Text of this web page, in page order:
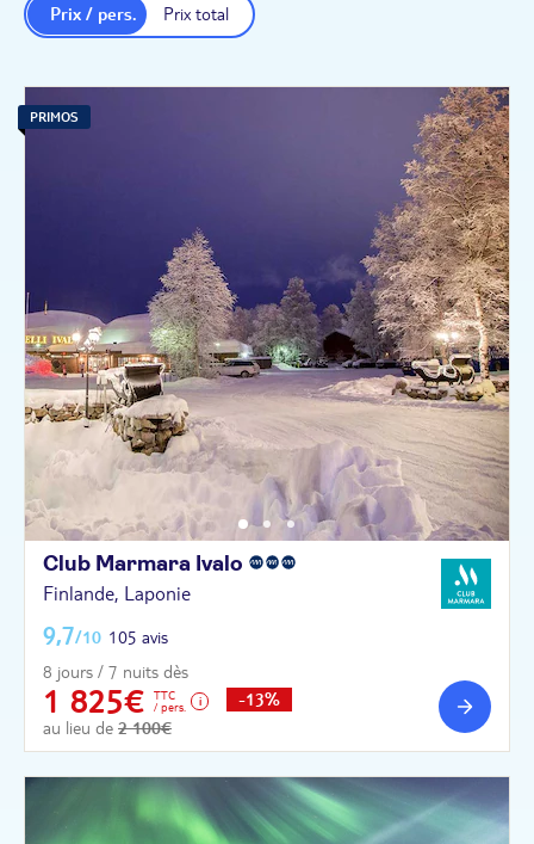
Prix total
Prix / pers.
PRIMOS
Club Marmara Ivalo
Finlande, Laponie
9,7/10 105 avis
8 jours / 7 nuits dès
1 825€
TTC
/ pers.
au lieu de 2 100€
-13%